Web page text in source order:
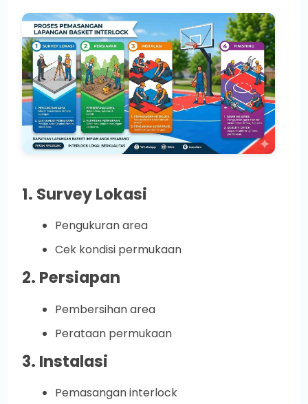
1. Survey Lokasi
Pengukuran area
Cek kondisi permukaan
2. Persiapan
Pembersihan area
Perataan permukaan
3. Instalasi
Pemasangan interlock